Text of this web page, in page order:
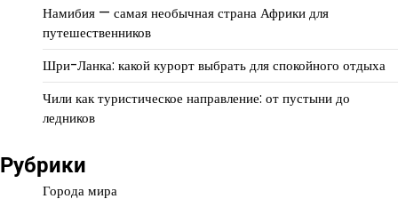
Намибия — самая необычная страна Африки для
путешественников
Шри-Ланка: какой курорт выбрать для спокойного отдыха
Чили как туристическое направление: от пустыни до
ледников
Рубрики
Города мира